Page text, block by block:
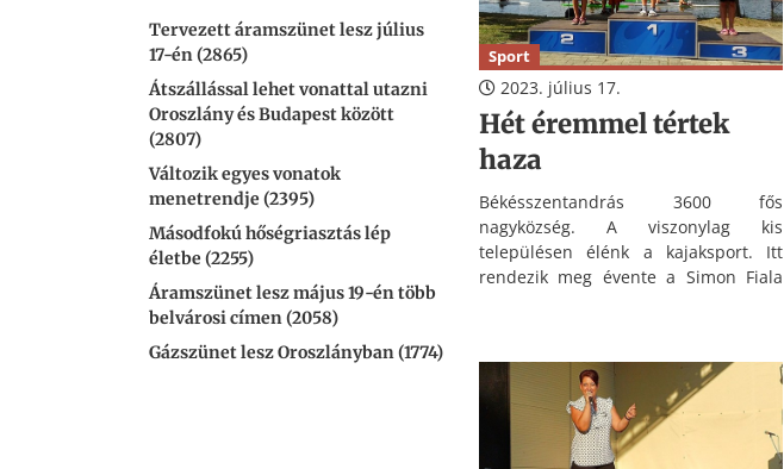
Tervezett áramszünet lesz július
17-én (2865)
Átszállással lehet vonattal utazni
Oroszlány és Budapest között
(2807)
Változik egyes vonatok
menetrendje (2395)
Másodfokú hőségriasztás lép
életbe (2255)
Áramszünet lesz május 19-én több
belvárosi címen (2058)
Gázszünet lesz Oroszlányban (1774)
Sport
2023. július 17.
Hét éremmel tértek
haza
Békésszentandrás 3600 fős
nagyközség. A viszonylag kis
településen élénk a kajaksport. Itt
rendezik meg évente a Simon Fiala